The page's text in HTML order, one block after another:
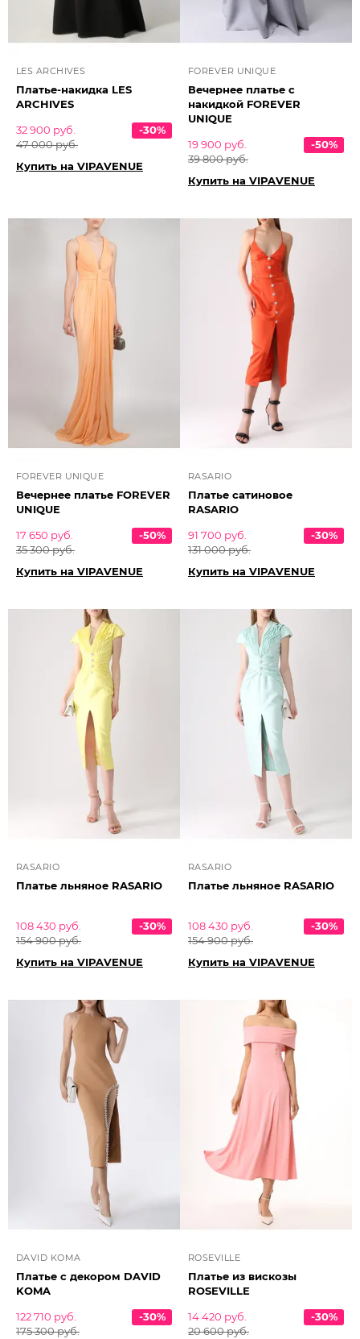
LES ARCHIVES
Платье-накидка LES
ARCHIVES
32 900 руб.
47 000 руб.
-30%
Купить на VIPAVENUE
FOREVER UNIQUE
Вечернее платье с
накидкой FOREVER
UNIQUE
19 900 руб.
39 800 руб.
-50%
Купить на VIPAVENUE
FOREVER UNIQUE
Вечернее платье FOREVER
UNIQUE
17 650 руб.
35 300 руб.
-50%
Купить на VIPAVENUE
RASARIO
Платье сатиновое
RASARIO
91 700 руб.
131 000 руб.
-30%
Купить на VIPAVENUE
RASARIO
Платье льняное RASARIO
108 430 руб.
154 900 руб.
-30%
Купить на VIPAVENUE
RASARIO
Платье льняное RASARIO
108 430 руб.
154 900 руб.
-30%
Купить на VIPAVENUE
DAVID KOMA
Платье с декором DAVID
KOMA
122 710 руб.
175 300 руб.
-30%
ROSEVILLE
Платье из вискозы
ROSEVILLE
14 420 руб.
20 600 руб.
-30%